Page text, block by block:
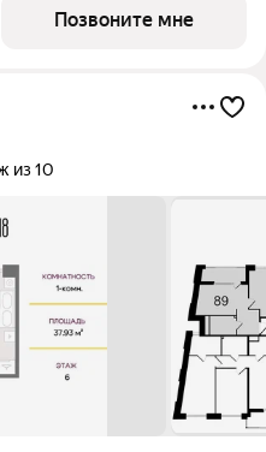
сложившейся
близости
Позвоните мне
из 10